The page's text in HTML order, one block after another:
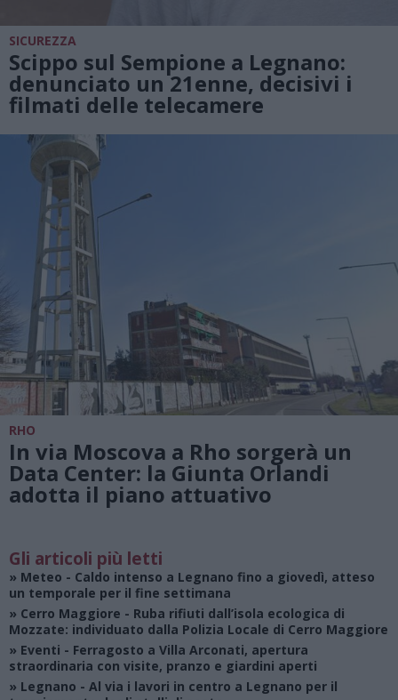
SICUREZZA
Scippo sul Sempione a Legnano:
denunciato un 21enne, decisivi i
filmati delle telecamere
RHO
In via Moscova a Rho sorgerà un
Data Center: la Giunta Orlandi
adotta il piano attuativo
Gli articoli più letti
» Meteo - Caldo intenso a Legnano fino a giovedì, atteso
un temporale per il fine settimana
» Cerro Maggiore - Ruba rifiuti dall’isola ecologica di
Mozzate: individuato dalla Polizia Locale di Cerro Maggiore
» Eventi - Ferragosto a Villa Arconati, apertura
straordinaria con visite, pranzo e giardini aperti
» Legnano - Al via i lavori in centro a Legnano per il